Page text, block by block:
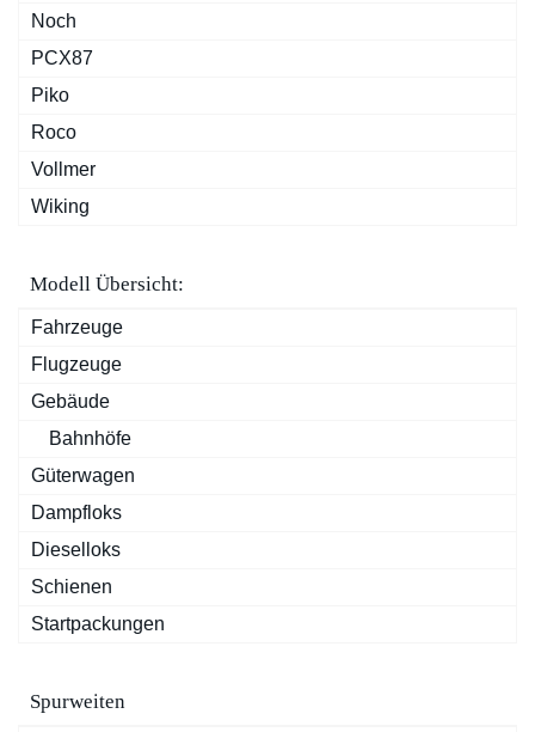
Noch
PCX87
Piko
Roco
Vollmer
Wiking
Modell Übersicht:
Fahrzeuge
Flugzeuge
Gebäude
Bahnhöfe
Güterwagen
Dampfloks
Dieselloks
Schienen
Startpackungen
Spurweiten